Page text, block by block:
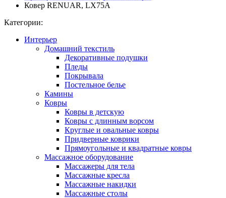
Ковер RENUAR, LX75A
Категории:
Интерьер
Домашний текстиль
Декоративные подушки
Пледы
Покрывала
Постельное белье
Камины
Ковры
Ковры в детскую
Ковры с длинным ворсом
Круглые и овальные ковры
Придверные коврики
Прямоугольные и квадратные ковры
Массажное оборудование
Массажеры для тела
Массажные кресла
Массажные накидки
Массажные столы